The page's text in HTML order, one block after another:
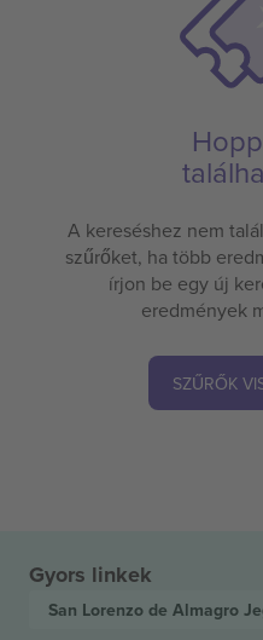
A kereséshez nem
szűrőket, ha több
írjon be egy új
eredmények
SZŰRŐK
Gyors linkek
San Lorenzo de Almagro